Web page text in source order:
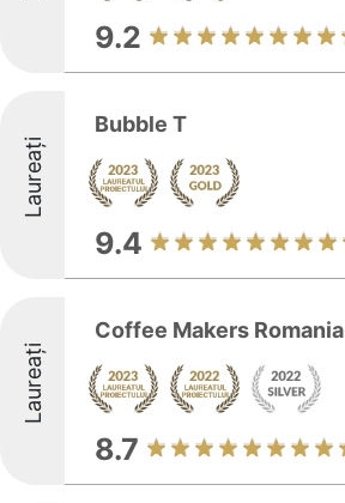
9.2
Laureați
Bubble T
9.4
Laureați
Coffee Makers Romania
8.7